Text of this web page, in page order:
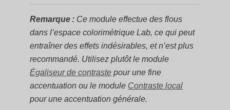
Remarque : Ce module effectue des flous
dans l’espace colorimétrique Lab, ce qui peut
entraîner des effets indésirables, et n’est plus
recommandé. Utilisez plutôt le module
Égaliseur de contraste pour une fine
accentuation ou le module Contraste local
pour une accentuation générale.